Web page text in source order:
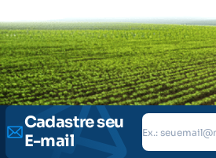
Cadastre seu
E-mail